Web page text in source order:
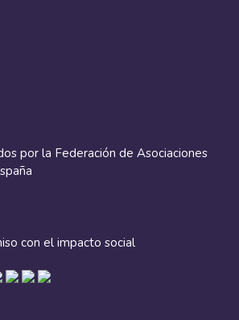
por la Federación de Asociaciones
con el impacto social